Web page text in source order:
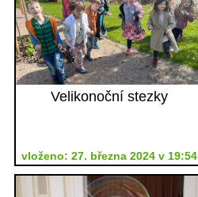
Velikonoční stezky
vloženo: 27. března 2024 v 19:54